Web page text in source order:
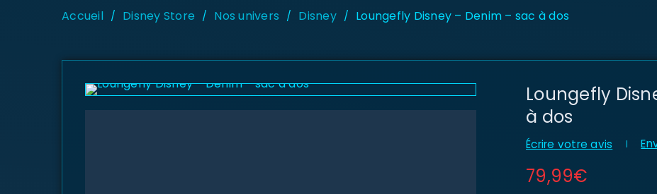
Accueil / Disney Store / Nos univers / Disney / Loungefly Disney – Denim – sac à dos
Loungefly
à dos
Écrire votre avis
79,99€